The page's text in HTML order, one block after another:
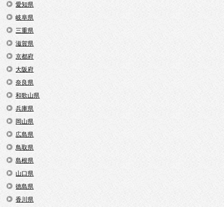
愛知県
岐阜県
三重県
滋賀県
京都府
大阪府
奈良県
和歌山県
兵庫県
岡山県
広島県
鳥取県
島根県
山口県
徳島県
香川県